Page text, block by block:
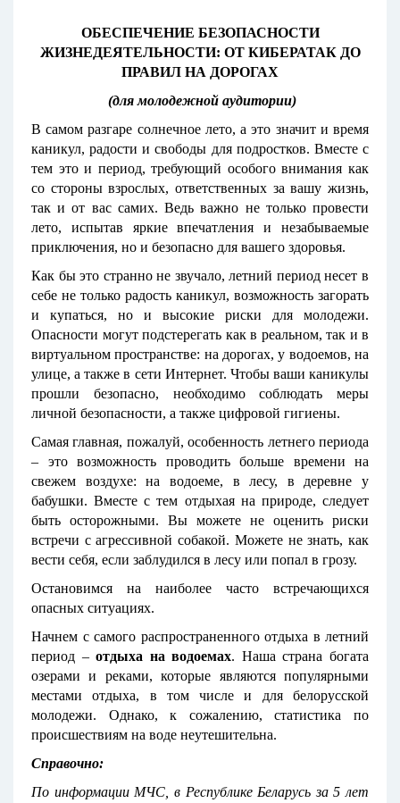
ОБЕСПЕЧЕНИЕ БЕЗОПАСНОСТИ
ЖИЗНЕДЕЯТЕЛЬНОСТИ: ОТ КИБЕРАТАК ДО
ПРАВИЛ НА ДОРОГАХ
(для молодежной аудитории)
В самом разгаре солнечное лето, а это значит и время
каникул, радости и свободы для подростков. Вместе с
тем это и период, требующий особого внимания как
со стороны взрослых, ответственных за вашу жизнь,
так и от вас самих. Ведь важно не только провести
лето, испытав яркие впечатления и незабываемые
приключения, но и безопасно для вашего здоровья.
Как бы это странно не звучало, летний период несет в
себе не только радость каникул, возможность загорать
и купаться, но и высокие риски для молодежи.
Опасности могут подстерегать как в реальном, так и в
виртуальном пространстве: на дорогах, у водоемов, на
улице, а также в сети Интернет. Чтобы ваши каникулы
прошли безопасно, необходимо соблюдать меры
личной безопасности, а также цифровой гигиены.
Самая главная, пожалуй, особенность летнего периода
– это возможность проводить больше времени на
свежем воздухе: на водоеме, в лесу, в деревне у
бабушки. Вместе с тем отдыхая на природе, следует
быть осторожными. Вы можете не оценить риски
встречи с агрессивной собакой. Можете не знать, как
вести себя, если заблудился в лесу или попал в грозу.
Остановимся на наиболее часто встречающихся
опасных ситуациях.
Начнем с самого распространенного отдыха в летний
период –отдыха на водоемах. Наша страна богата
озерами и реками, которые являются популярными
местами отдыха, в том числе и для белорусской
молодежи. Однако, к сожалению, статистика по
происшествиям на воде неутешительна.
Справочно:
По информации МЧС, в Республике Беларусь за 5 лет